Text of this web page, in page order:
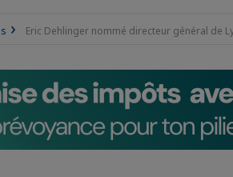
Eric Dehlinger nommé directeur général de